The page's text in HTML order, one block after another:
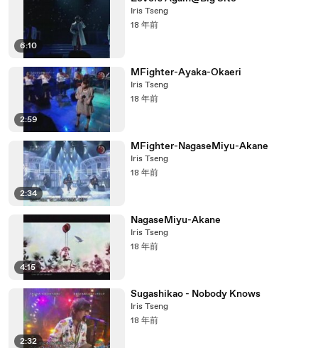
6:10
Iris Tseng
18 年前
2:59
MFighter-Ayaka-Okaeri
Iris Tseng
18 年前
2:34
MFighter-NagaseMiyu-Akane
Iris Tseng
18 年前
4:15
NagaseMiyu-Akane
Iris Tseng
18 年前
2:32
Sugashikao - Nobody Knows
Iris Tseng
18 年前